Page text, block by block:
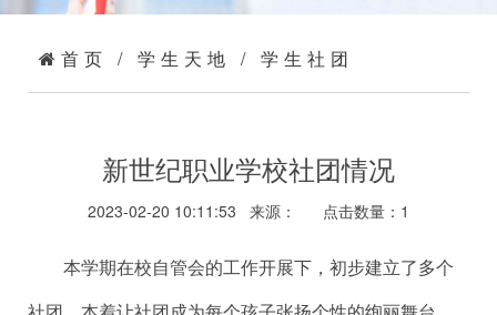
首页 / 学生天地 / 学生社团
新世纪职业学校社团情况
2023-02-20 10:11:53 来源： 点击数量： 1
本学期在校自管会的工作开展下，初步建立了多个